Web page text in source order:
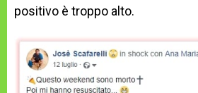
positivo è troppo alto.